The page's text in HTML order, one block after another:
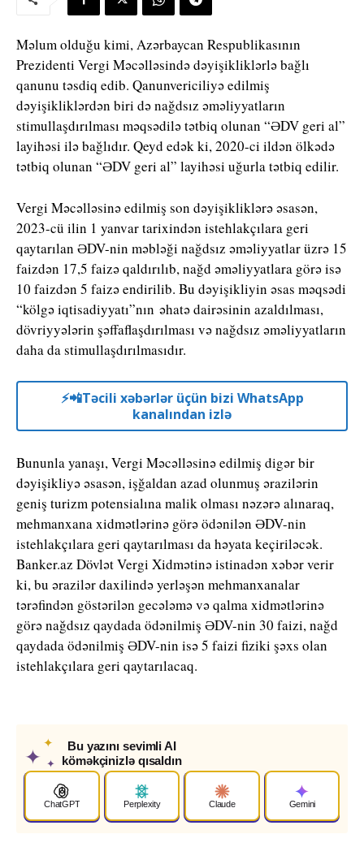
Məlum olduğu kimi, Azərbaycan Respublikasının
Prezidenti Vergi Məcəlləsində dəyişikliklərlə bağlı
qanunu təsdiq edib. Qanunvericiliyə edilmiş
dəyişikliklərdən biri də nağdsız əməliyyatların
stimullaşdırılması məqsədilə tətbiq olunan “ƏDV geri al”
layihəsi ilə bağlıdır. Qeyd edək ki, 2020-ci ildən ölkədə
tətbiq olunan “ƏDV geri al” layihəsi uğurla tətbiq edilir.
Vergi Məcəlləsinə edilmiş son dəyişikliklərə əsasən,
2023-cü ilin 1 yanvar tarixindən istehlakçılara geri
qaytarılan ƏDV-nin məbləği nağdsız əməliyyatlar üzrə 15
faizdən 17,5 faizə qaldırılıb, nağd əməliyyatlara görə isə
10 faizdən 5 faizə endirilib. Bu dəyişikliyin əsas məqsədi
“kölgə iqtisadiyyatı”nın əhatə dairəsinin azaldılması,
dövriyyələrin şəffaflaşdırılması və nağdsız əməliyyatların
daha da stimullaşdırılmasıdır.
⚡️📲Təcili xəbərlər üçün bizi WhatsApp
kanalından izlə
Bununla yanaşı, Vergi Məcəlləsinə edilmiş digər bir
dəyişikliyə əsasən, işğaldan azad olunmuş ərazilərin
geniş turizm potensialına malik olması nəzərə alınaraq,
mehmanxana xidmətlərinə görə ödənilən ƏDV-nin
istehlakçılara geri qaytarılması da həyata keçiriləcək.
Banker.az Dövlət Vergi Xidmətinə istinadən xəbər verir
ki, bu ərazilər daxilində yerləşən mehmanxanalar
tərəfindən göstərilən gecələmə və qalma xidmətlərinə
görə nağdsız qaydada ödənilmiş ƏDV-nin 30 faizi, nağd
qaydada ödənilmiş ƏDV-nin isə 5 faizi fiziki şəxs olan
istehlakçılara geri qaytarılacaq.
✦
✦
✦
Bu yazını sevimli AI
köməkçinizlə qısaldın
ChatGPT Perplexity Claude Gemini